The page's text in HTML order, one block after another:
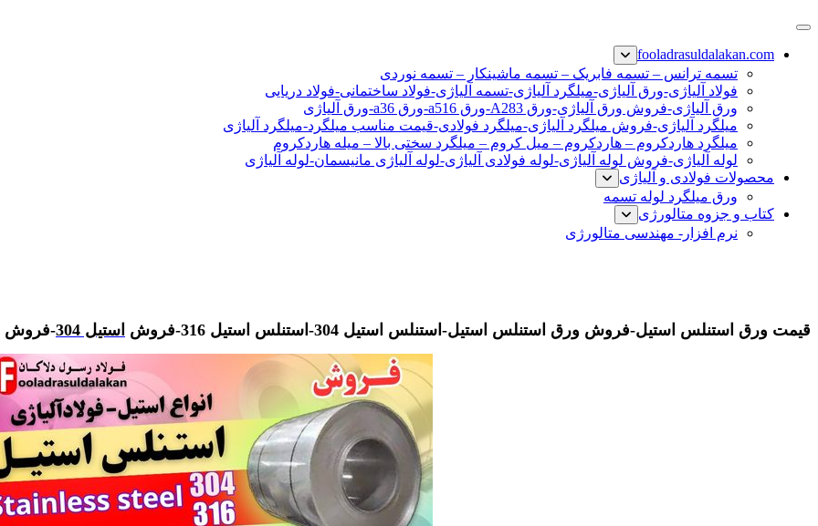
پرش
محتوا
fooladrasuldalakan.com
تسمه ترانس – تسمه فابریک – تسمه ماشینکار – تسمه نوردی
فولاد آلیاژی-ورق آلیاژی-میلگرد آلیاژی-تسمه آلیاژی-فولاد ساختمانی-فولاد دریایی
ورق آلیاژی-فروش ورق آلیاژی-ورق A283-ورق a516-ورق a36-ورق آلیاژی
میلگرد آلیاژی-فروش میلگرد آلیاژی-میلگرد فولادی-قیمت مناسب میلگرد-میلگرد آلیاژی
میلگرد هاردکروم – هاردکروم – میل کروم – میلگرد سختی بالا – میله هاردکروم
لوله آلیاژی-فروش لوله آلیاژی-لوله فولادی آلیاژی-لوله آلیاژی مانیسمان-لوله آلیاژی
محصولات فولادی و آلیاژی
ورق میلگرد لوله تسمه
کتاب و جزوه متالورژی
نرم افزار- مهندسی متالورژی
قیمت ورق استنلس استیل-فروش ورق استنلس استیل-استنلس استیل 304-استنلس استیل 316-فروش استیل 304 -فروش استیل 316-قیمت